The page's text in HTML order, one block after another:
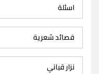
اسئلة
قصائد شعرية
نزار قباني